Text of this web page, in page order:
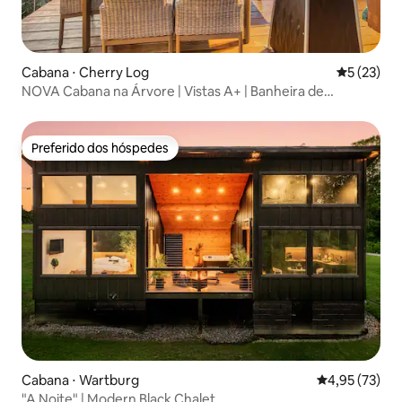
Cabana ⋅ Cherry Log 5 de uma
5 (23)
NOVA Cabana na Árvore | Vistas A+ | Banheira de
Preferido dos hóspedes
Preferido dos hóspedes
Cabana ⋅ Wartburg 4,95 de uma
4,95 (73)
"A Noite" | Modern Black Chalet